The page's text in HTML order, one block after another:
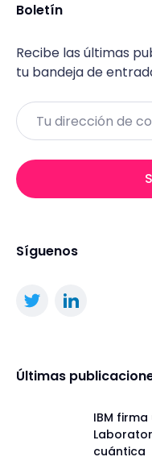
Boletín
Recibe las últimas
tu bandeja de
Email
Síguenos
Últimas
IBM
cuántica